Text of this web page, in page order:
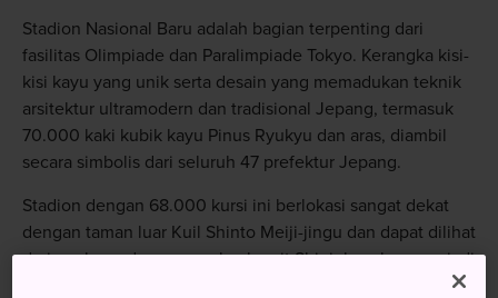
Stadion Nasional Baru adalah bagian terpenting dari
fasilitas Olimpiade dan Paralimpiade Tokyo. Kerangka kisi-
kisi kayu yang unik serta desain yang memadukan teknik
arsitektur ultramodern dan tradisional Jepang, termasuk
70.000 kaki kubik kayu Pinus Ryukyu dan aras, diambil
secara simbolis dari seluruh 47 prefektur Jepang.
Stadion dengan 68.000 kursi ini berlokasi sangat dekat
dengan taman luar Kuil Shinto Meiji-jingu dan dapat dilihat
dari aneka gedung pencakar langit Shinjuku, akan menjadi